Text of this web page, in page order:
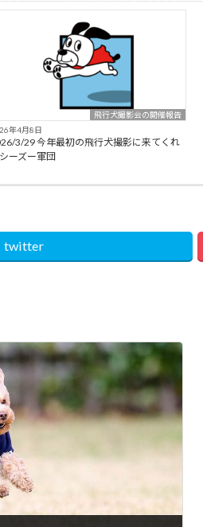
飛行犬撮影会の開催報告
年4月8日
3/29 今年最初の飛行犬撮影に来てくれ
ーズー軍団
twitter